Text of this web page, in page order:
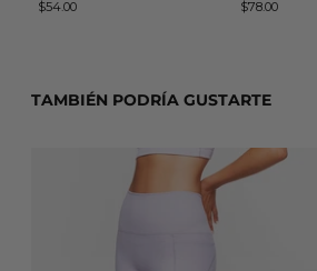
$54.00 $78.00
TAMBIÉN PODRÍA GUSTARTE
ABRIL MALVA